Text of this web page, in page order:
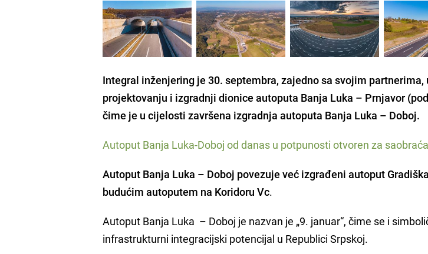
Integral inženjering je 30. septembra, zajedno sa svojim
projektovanju i izgradnji dionice autoputa Banja Luka – Prnjavor
čime je u cijelosti završena izgradnja autoputa Banja Luka – Doboj.
Autoput Banja Luka-Doboj od danas u potpunosti otvoren za
Autoput Banja Luka – Doboj povezuje već izgrađeni autoput
budućim autoputem na Koridoru Vc.
Autoput Banja Luka – Doboj je nazvan je „9. januar“, čime se i
infrastrukturni integracijski potencijal u Republici Srpskoj.